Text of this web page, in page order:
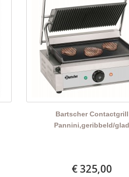
Bartscher Contactgrill
Pannini,geribbeld/glad
€ 325,00